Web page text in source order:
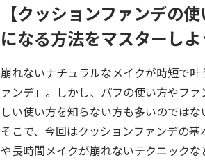
【クッションファンデの
になる方法をマスターしよ
崩れないナチュラルなメイクが時短で
ァンデ」。しかし、パフの使い方やフ
しい使い方を知らない方も多いのではな
そこで、今回はクッションファンデの
や長時間メイクが崩れないテクニック